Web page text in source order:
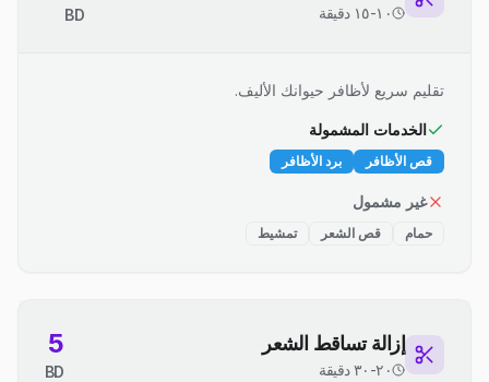
١٠-١٥ دقيقة BD
تقليم سريع لأظافر حيوانك الأليف.
الخدمات المشمولة
قص الأظافر برد الأظافر
غير مشمول
حمام قص الشعر تمشيط
إزالة تساقط الشعر
٢٠-٣٠ دقيقة
5
BD